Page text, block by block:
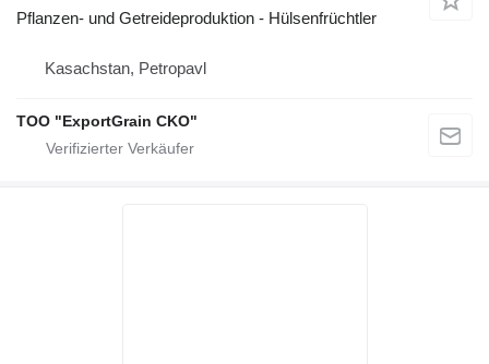
Pflanzen- und Getreideproduktion - Hülsenfrüchtler
Kasachstan, Petropavl
TOO "ExportGrain CKO"